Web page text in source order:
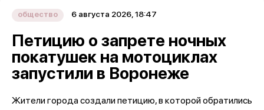
общество 6 августа 2026, 18:47
Петицию о запрете ночных
покатушек на мотоциклах
запустили в Воронеже
Жители города создали петицию, в которой обратились